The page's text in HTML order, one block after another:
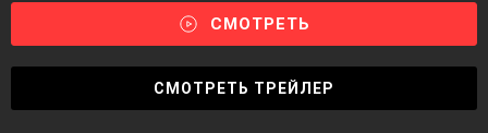
СМОТРЕТЬ
СМОТРЕТЬ ТРЕЙЛЕР